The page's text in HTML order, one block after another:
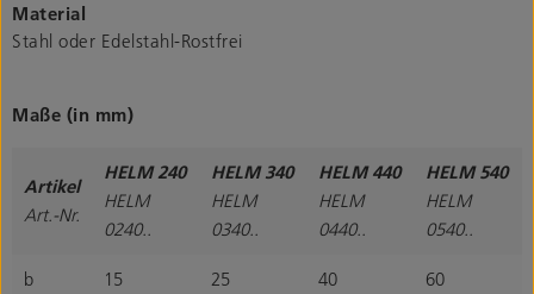
Material
Stahl oder Edelstahl-Rostfrei
Maße (in mm)
Artikel
Art.-Nr.
HELM 240
HELM
0240..
HELM 340
HELM
0340..
HELM 440
HELM
0440..
HELM 540
HELM
0540..
b 15 25 40 60